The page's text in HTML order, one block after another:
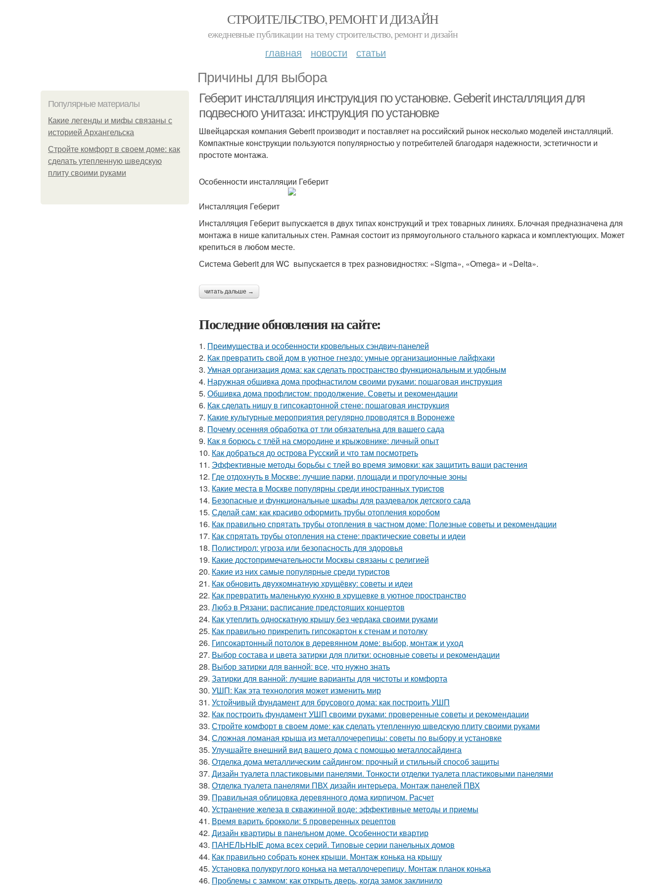
СТРОИТЕЛЬСТВО, РЕМОНТ И ДИЗАЙН
ежедневные публикации на тему строительство, ремонт и дизайн
главная новости статьи
Причины для выбора
Популярные материалы
Какие легенды и мифы связаны с
историей Архангельска
Стройте комфорт в своем доме: как
сделать утепленную шведскую
плиту своими руками
Геберит инсталляция инструкция по установке. Geberit инсталляция для
подвесного унитаза: инструкция по установке
Швейцарская компания Geberit производит и поставляет на российский рынок несколько моделей инсталляций.
Компактные конструкции пользуются популярностью у потребителей благодаря надежности, эстетичности и
простоте монтажа.
Особенности инсталляции Геберит
Инсталляция Геберит
Инсталляция Геберит выпускается в двух типах конструкций и трех товарных линиях. Блочная предназначена для
монтажа в нише капитальных стен. Рамная состоит из прямоугольного стального каркаса и комплектующих. Может
крепиться в любом месте.
Система Geberit для WC выпускается в трех разновидностях: «Sigma», «Omega» и «Delta».
читать дальше →
Последние обновления на сайте:
1. Преимущества и особенности кровельных сэндвич-панелей
2. Как превратить свой дом в уютное гнездо: умные организационные лайфхаки
3. Умная организация дома: как сделать пространство функциональным и удобным
4. Наружная обшивка дома профнастилом своими руками: пошаговая инструкция
5. Обшивка дома профлистом: продолжение. Советы и рекомендации
6. Как сделать нишу в гипсокартонной стене: пошаговая инструкция
7. Какие культурные мероприятия регулярно проводятся в Воронеже
8. Почему осенняя обработка от тли обязательна для вашего сада
9. Как я борюсь с тлёй на смородине и крыжовнике: личный опыт
10. Как добраться до острова Русский и что там посмотреть
11. Эффективные методы борьбы с тлей во время зимовки: как защитить ваши растения
12. Где отдохнуть в Москве: лучшие парки, площади и прогулочные зоны
13. Какие места в Москве популярны среди иностранных туристов
14. Безопасные и функциональные шкафы для раздевалок детского сада
15. Сделай сам: как красиво оформить трубы отопления коробом
16. Как правильно спрятать трубы отопления в частном доме: Полезные советы и рекомендации
17. Как спрятать трубы отопления на стене: практические советы и идеи
18. Полистирол: угроза или безопасность для здоровья
19. Какие достопримечательности Москвы связаны с религией
20. Какие из них самые популярные среди туристов
21. Как обновить двухкомнатную хрущёвку: советы и идеи
22. Как превратить маленькую кухню в хрущевке в уютное пространство
23. Любэ в Рязани: расписание предстоящих концертов
24. Как утеплить односкатную крышу без чердака своими руками
25. Как правильно прикрепить гипсокартон к стенам и потолку
26. Гипсокартонный потолок в деревянном доме: выбор, монтаж и уход
27. Выбор состава и цвета затирки для плитки: основные советы и рекомендации
28. Выбор затирки для ванной: все, что нужно знать
29. Затирки для ванной: лучшие варианты для чистоты и комфорта
30. УШП: Как эта технология может изменить мир
31. Устойчивый фундамент для брусового дома: как построить УШП
32. Как построить фундамент УШП своими руками: проверенные советы и рекомендации
33. Стройте комфорт в своем доме: как сделать утепленную шведскую плиту своими руками
34. Сложная ломаная крыша из металлочерепицы: советы по выбору и установке
35. Улучшайте внешний вид вашего дома с помощью металлосайдинга
36. Отделка дома металлическим сайдингом: прочный и стильный способ защиты
37. Дизайн туалета пластиковыми панелями. Тонкости отделки туалета пластиковыми панелями
38. Отделка туалета панелями ПВХ дизайн интерьера. Монтаж панелей ПВХ
39. Правильная облицовка деревянного дома кирпичом. Расчет
40. Устранение железа в скважинной воде: эффективные методы и приемы
41. Время варить брокколи: 5 проверенных рецептов
42. Дизайн квартиры в панельном доме. Особенности квартир
43. ПАНЕЛЬНЫЕ дома всех серий. Типовые серии панельных домов
44. Как правильно собрать конек крыши. Монтаж конька на крышу
45. Установка полукруглого конька на металлочерепицу. Монтаж планок конька
46. Проблемы с замком: как открыть дверь, когда замок заклинило